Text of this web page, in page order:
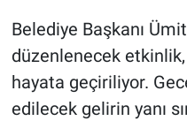
Belediye Başkanı
düzenlenecek
hayata geçiriliyor.
edilecek gelirin yanı